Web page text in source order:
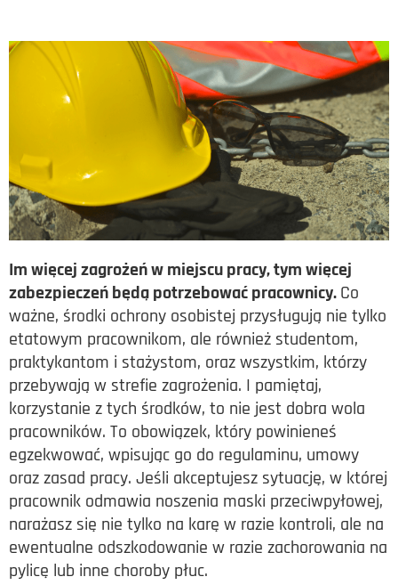
Im więcej zagrożeń w miejscu pracy, tym więcej
zabezpieczeń będą potrzebować pracownicy.Co
ważne, środki ochrony osobistej przysługują nie tylko
etatowym pracownikom, ale również studentom,
praktykantom i stażystom, oraz wszystkim, którzy
przebywają w strefie zagrożenia. I pamiętaj,
korzystanie z tych środków, to nie jest dobra wola
pracowników. To obowiązek, który powinieneś
egzekwować, wpisując go do regulaminu, umowy
oraz zasad pracy. Jeśli akceptujesz sytuację, w której
pracownik odmawia noszenia maski przeciwpyłowej,
narażasz się nie tylko na karę w razie kontroli, ale na
ewentualne odszkodowanie w razie zachorowania na
pylicę lub inne choroby płuc.